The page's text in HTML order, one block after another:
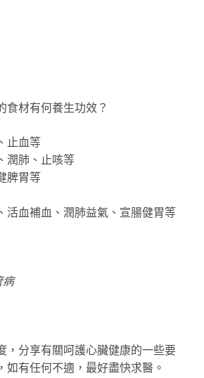
食材有何養生功效？
止血等
潤肺、止咳等
脾胃等
活血補血、潤肺益氣、宣腸健胃等
，分享有關呵護心臟健康的一些要
如有任何不適，最好盡快求醫。